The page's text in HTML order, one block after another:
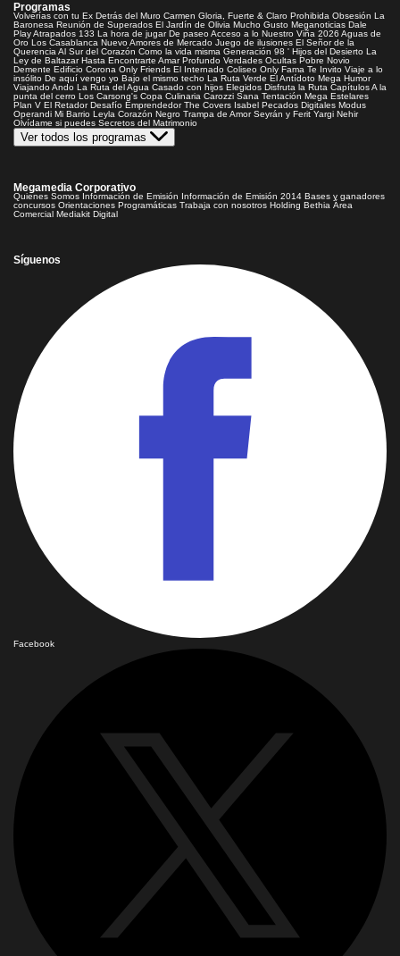
Programas
Volverías con tu Ex Detrás del Muro Carmen Gloria, Fuerte & Claro Prohibida Obsesión La
Baronesa Reunión de Superados El Jardín de Olivia Mucho Gusto Meganoticias Dale
PlayAtrapados 133 La hora de jugar De paseoAcceso a lo Nuestro Viña 2026 Aguas de
Oro Los Casablanca Nuevo Amores de Mercado Juego de ilusiones El Señor de la
Querencia Al Sur del Corazón Como la vida misma Generación 98 ' Hijos del Desierto La
Ley de Baltazar Hasta Encontrarte Amar Profundo Verdades Ocultas Pobre Novio
Demente Edificio Corona Only Friends El Internado Coliseo Only Fama Te Invito Viaje a lo
insólito De aquí vengo yo Bajo el mismo techo La Ruta Verde El Antídoto Mega Humor
Viajando Ando La Ruta del Agua Casado con hijos Elegidos Disfruta la Ruta CapítulosA la
punta del cerro Los Carsong's Copa Culinaria Carozzi Sana Tentación Mega Estelares
Plan V El Retador Desafío Emprendedor The Covers Isabel Pecados Digitales Modus
Operandi Mi Barrio Leyla Corazón Negro Trampa de Amor Seyrán y Ferit Yargi Nehir
Olvídame si puedes Secretos del Matrimonio
Ver todos los programas
Megamedia Corporativo
Quienes Somos Información de Emisión Información de Emisión 2014 Bases y ganadores
concursos Orientaciones Programáticas Trabaja con nosotros Holding Bethia Área
Comercial Mediakit Digital
Síguenos
Facebook